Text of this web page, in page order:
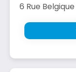
6 Rue